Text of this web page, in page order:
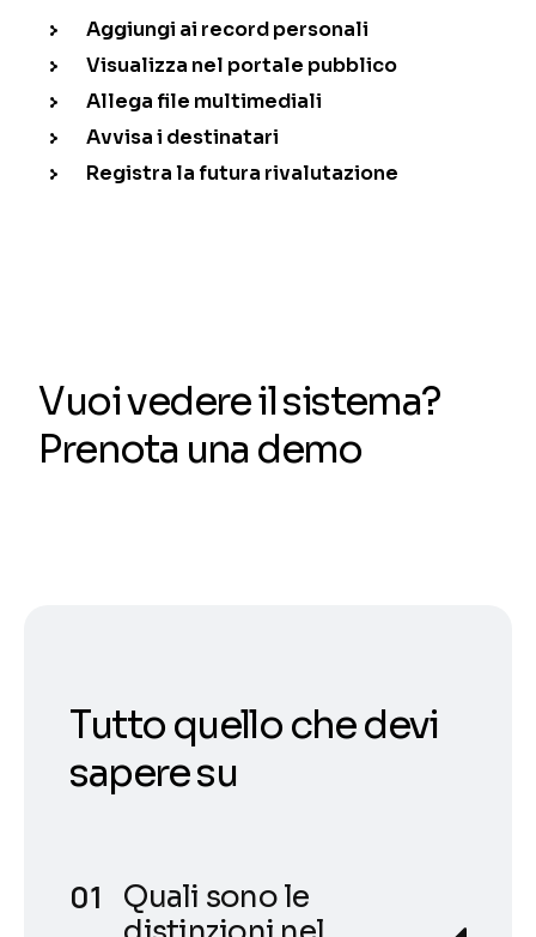
Aggiungi ai record personali
Visualizza nel portale pubblico
Allega file multimediali
Avvisa i destinatari
Registra la futura rivalutazione
Vuoi vedere il sistema?
Prenota una demo
Tutto quello che devi
sapere su
Quali sono le